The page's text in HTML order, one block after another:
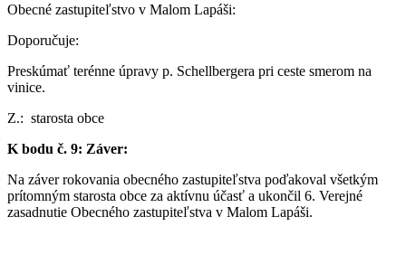
Obecné zastupiteľstvo v Malom Lapáši:
Doporučuje:
Preskúmať terénne úpravy p. Schellbergera pri ceste smerom na
vinice.
Z.: starosta obce
K bodu č. 9: Záver:
Na záver rokovania obecného zastupiteľstva poďakoval všetkým
prítomným starosta obce za aktívnu účasť a ukončil 6. Verejné
zasadnutie Obecného zastupiteľstva v Malom Lapáši.